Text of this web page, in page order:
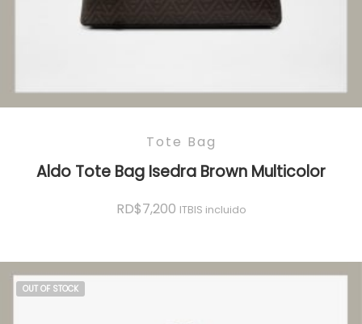
Tote Bag
Aldo Tote Bag Isedra Brown Multicolor
RD$7,200 ITBIS incluido
OUT OF STOCK